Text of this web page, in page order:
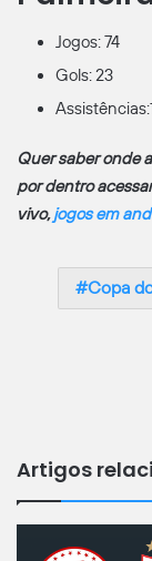
Jogos: 74
Gols: 23
Quer saber onde
por dentro
vivo,jogos em
Copa
Artigos